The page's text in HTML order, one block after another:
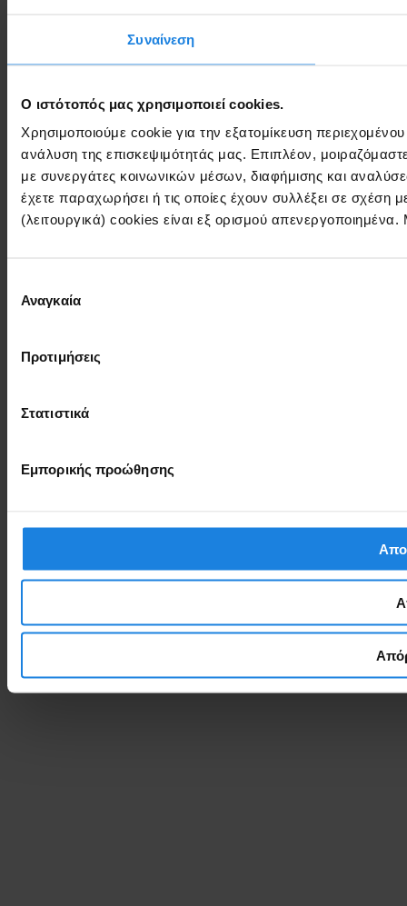
Συναίνεση
Ο ιστότοπός μας χρησιμοποιεί cookies.
Χρησιμοποιούμε cookie για την εξατομίκευση
ανάλυση της επισκεψιμότητάς μας. Επιπλέον,
με συνεργάτες κοινωνικών μέσων, διαφήμισης και
έχετε παραχωρήσει ή τις οποίες έχουν συλλέξει σε
(λειτουργικά) cookies είναι εξ ορισμού
συγκατάθεσης
Αναγκαία
Προτιμήσεις
Στατιστικά
Εμπορικής προώθησης